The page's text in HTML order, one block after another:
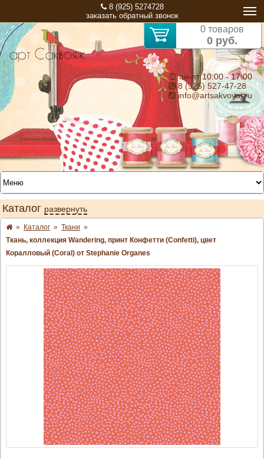
8 (925) 5274728
заказать обратный звонок
0 товаров
0 руб.
⏰ пн-пт 10:00 - 17:00
8 (925) 527-47-28
info@artsakvoyaj.ru
Каталог развернуть
» Каталог » Ткани »
Ткань, коллекция Wandering, принт Конфетти (Confetti), цвет
Коралловый (Coral) от Stephanie Organes